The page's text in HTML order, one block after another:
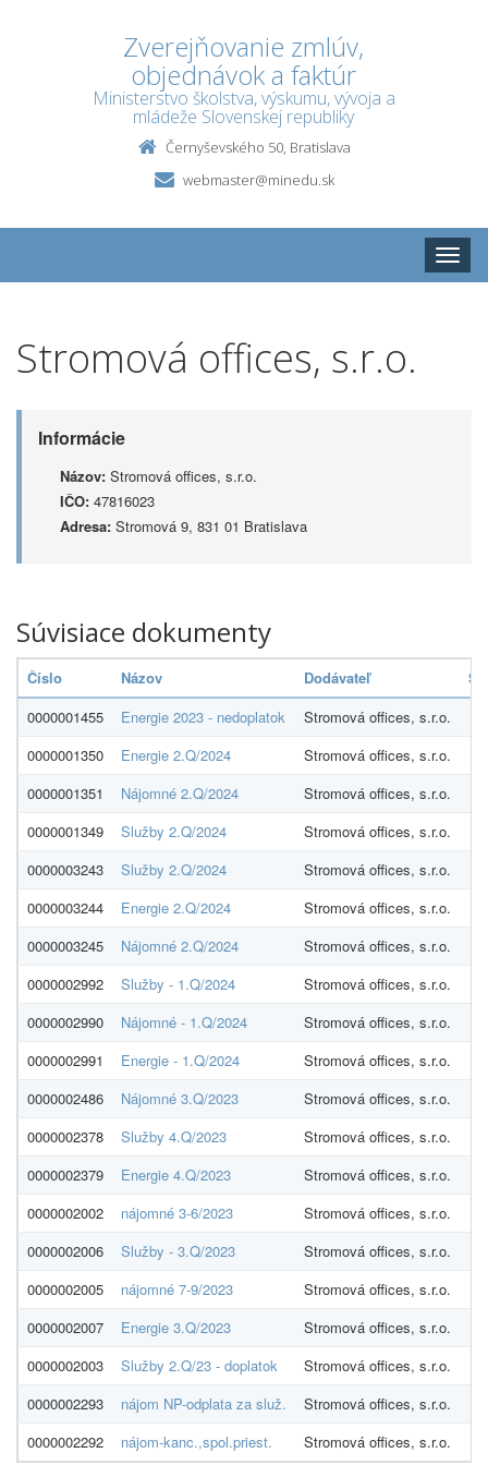
Zverejňovanie zmlúv,
objednávok a faktúr
Ministerstvo školstva, výskumu, vývoja a
mládeže Slovenskej republiky
Černyševského 50, Bratislava
webmaster@minedu.sk
Toggle
Stromová offices, s.r.o.
Informácie
Názov: Stromová offices, s.r.o.
IČO: 47816023
Adresa: Stromová 9, 831 01 Bratislava
Súvisiace dokumenty
Číslo Názov Dodávateľ
0000001455
Energie 2023 - nedoplatok
Stromová offices, s.r.o.
0000001350
Energie 2.Q/2024
Stromová offices, s.r.o.
0000001351
Nájomné 2.Q/2024 Stromová offices, s.r.o.
0000001349
Služby 2.Q/2024 Stromová offices, s.r.o.
0000003243
Služby 2.Q/2024 Stromová offices, s.r.o.
0000003244
Energie 2.Q/2024 Stromová offices, s.r.o.
0000003245
Nájomné 2.Q/2024 Stromová offices, s.r.o.
0000002992
Služby - 1.Q/2024 Stromová offices, s.r.o.
0000002990
Nájomné - 1.Q/2024 Stromová offices, s.r.o.
0000002991
Energie - 1.Q/2024 Stromová offices, s.r.o.
0000002486
Nájomné 3.Q/2023 Stromová offices, s.r.o.
0000002378
Služby 4.Q/2023 Stromová offices, s.r.o.
0000002379
Energie 4.Q/2023 Stromová offices, s.r.o.
0000002002
nájomné 3-6/2023 Stromová offices, s.r.o.
0000002006
Služby - 3.Q/2023 Stromová offices, s.r.o.
0000002005
nájomné 7-9/2023 Stromová offices, s.r.o.
0000002007
Energie 3.Q/2023 Stromová offices, s.r.o.
0000002003
Služby 2.Q/23 - doplatok Stromová offices, s.r.o.
0000002293
nájom NP-odplata za služ.
Stromová offices, s.r.o.
0000002292
nájom-kanc.,spol.priest. Stromová offices, s.r.o.